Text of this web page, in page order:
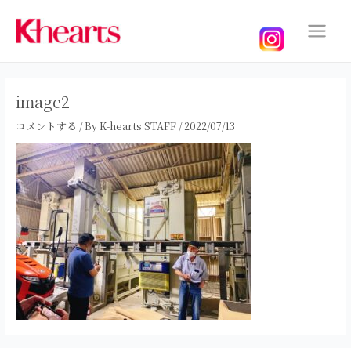
Main
image2
コメントする / ByK-hearts STAFF /2022/07/13